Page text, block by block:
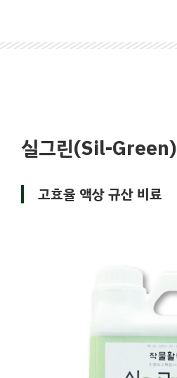
실그린(Sil-Green)
고효율 액상 규산 비료